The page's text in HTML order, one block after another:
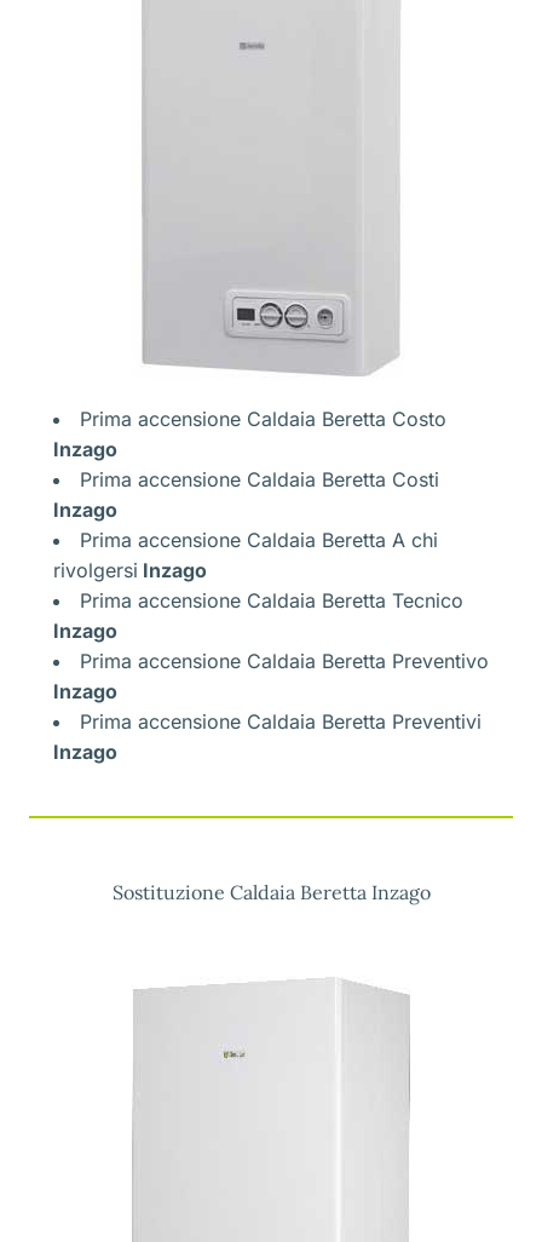
Prima accensione Caldaia Beretta Costo
Inzago
Prima accensione Caldaia Beretta Costi
Inzago
Prima accensione Caldaia Beretta A chi
rivolgersi Inzago
Prima accensione Caldaia Beretta Tecnico
Inzago
Prima accensione Caldaia Beretta Preventivo
Inzago
Prima accensione Caldaia Beretta Preventivi
Inzago
Sostituzione Caldaia Beretta Inzago